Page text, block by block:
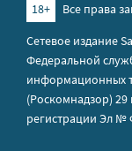
18+
Все права
Сетевое издание
Федеральной
информационных
(Роскомнадзор) 29
регистрации Эл №